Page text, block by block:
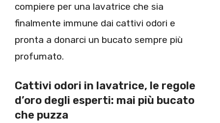
compiere per una lavatrice che sia
finalmente immune dai cattivi odori e
pronta a donarci un bucato sempre più
profumato.
Cattivi odori in lavatrice, le regole
d’oro degli esperti: mai più bucato
che puzza